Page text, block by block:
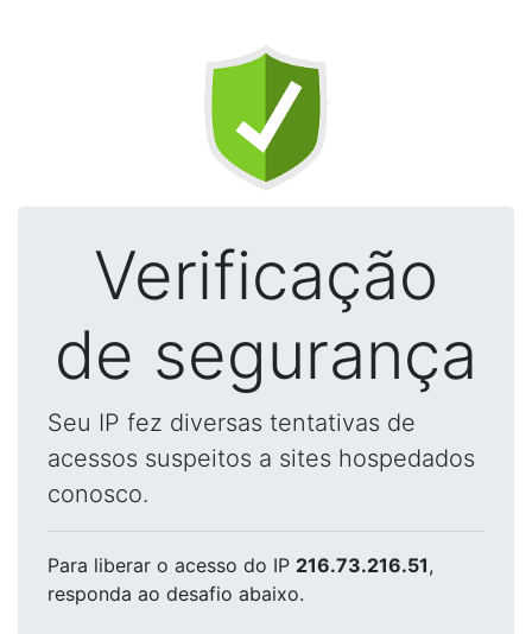
Verificação
de segurança
Seu IP fez diversas tentativas de
acessos suspeitos a sites hospedados
conosco.
Para liberar o acesso do IP 216.73.216.51,
responda ao desafio abaixo.